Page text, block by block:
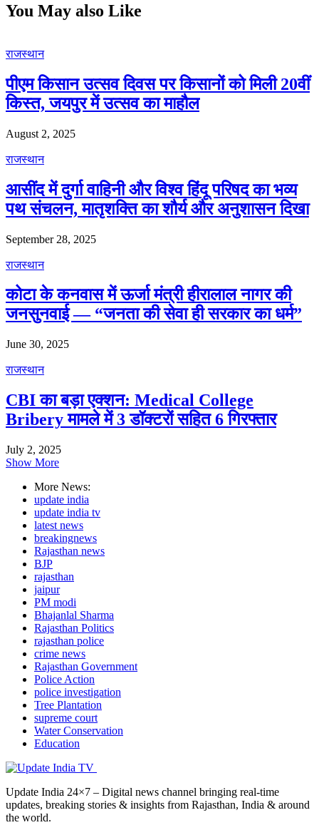
You May also Like
राजस्थान
पीएम किसान उत्सव दिवस पर किसानों को मिली 20वीं
किस्त, जयपुर में उत्सव का माहौल
August 2, 2025
राजस्थान
आसींद में दुर्गा वाहिनी और विश्व हिंदू परिषद का भव्य
पथ संचलन, मातृशक्ति का शौर्य और अनुशासन दिखा
September 28, 2025
राजस्थान
कोटा के कनवास में ऊर्जा मंत्री हीरालाल नागर की
जनसुनवाई — “जनता की सेवा ही सरकार का धर्म”
June 30, 2025
राजस्थान
CBI का बड़ा एक्शन: Medical College
Bribery मामले में 3 डॉक्टरों सहित 6 गिरफ्तार
July 2, 2025
Show More
More News:
update india
update india tv
latest news
breakingnews
Rajasthan news
BJP
rajasthan
jaipur
PM modi
Bhajanlal Sharma
Rajasthan Politics
rajasthan police
crime news
Rajasthan Government
Police Action
police investigation
Tree Plantation
supreme court
Water Conservation
Education
Update India 24×7 – Digital news channel bringing real-time
updates, breaking stories & insights from Rajasthan, India & around
the world.